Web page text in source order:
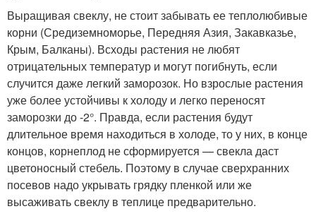
Выращивая свеклу, не стоит забывать ее теплолюбивые
корни (Средиземноморье, Передняя Азия, Закавказье,
Крым, Балканы). Всходы растения не любят
отрицательных температур и могут погибнуть, если
случится даже легкий заморозок. Но взрослые растения
уже более устойчивы к холоду и легко переносят
заморозки до -2°. Правда, если растения будут
длительное время находиться в холоде, то у них, в конце
концов, корнеплод не сформируется — свекла даст
цветоносный стебель. Поэтому в случае сверхранних
посевов надо укрывать грядку пленкой или же
высаживать свеклу в теплице предварительно.